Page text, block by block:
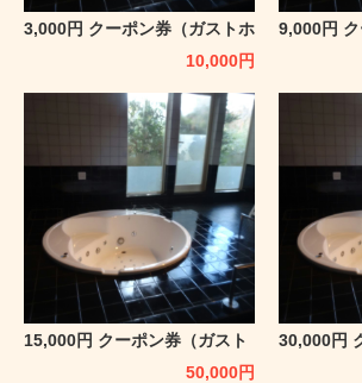
3,000円 クーポン券（ガストホ
10,000円
9,000円
15,000円 クーポン券（ガスト
50,000円
30,000円